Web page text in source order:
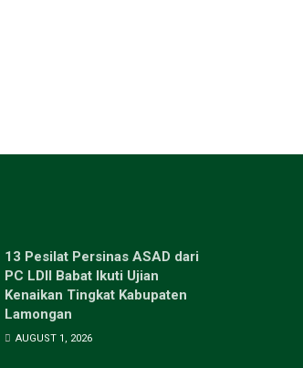
13 Pesilat Persinas ASAD dari
PC LDII Babat Ikuti Ujian
Kenaikan Tingkat Kabupaten
Lamongan
AUGUST 1, 2026